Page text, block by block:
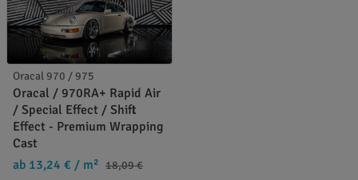
Oracal 970 / 975
Oracal / 970RA+ Rapid Air
/ Special Effect / Shift
Effect - Premium Wrapping
Cast
ab 13,24 € / m² 18,09 €